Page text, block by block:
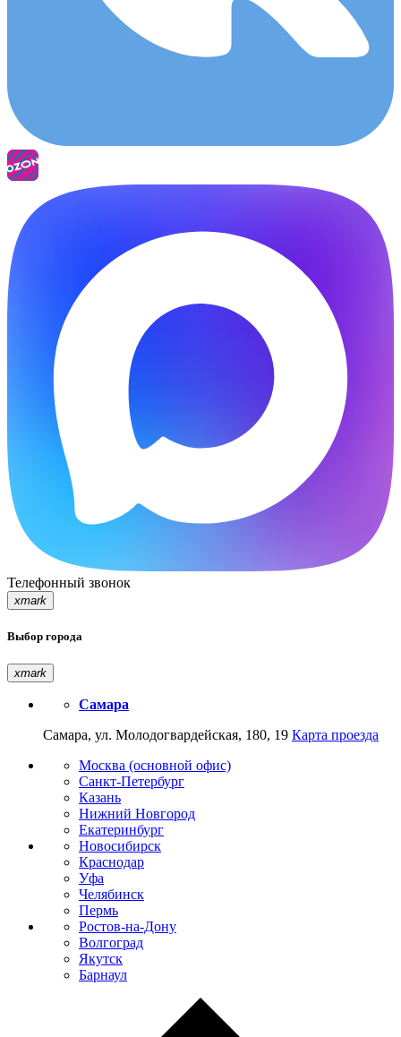
Телефонный звонок
xmark
Выбор города
xmark
Самара
Самара, ул. Молодогвардейская, 180, 19 Карта проезда
Москва (основной офис)
Санкт-Петербург
Казань
Нижний Новгород
Екатеринбург
Новосибирск
Краснодар
Уфа
Челябинск
Пермь
Ростов-на-Дону
Волгоград
Якутск
Барнаул